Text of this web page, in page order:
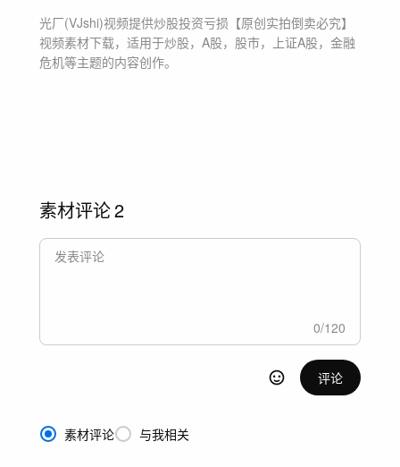
光厂(VJshi)视频提供炒股投资亏损【原创实拍倒卖必究】
视频素材下载，适用于炒股，A股，股市，上证A股，金融
危机等主题的内容创作。
素材评论2
0/120
评论
素材评论 与我相关